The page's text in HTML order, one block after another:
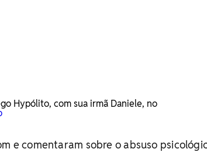
Hypólito, com sua irmã Daniele, no
e comentaram sobre o absuso